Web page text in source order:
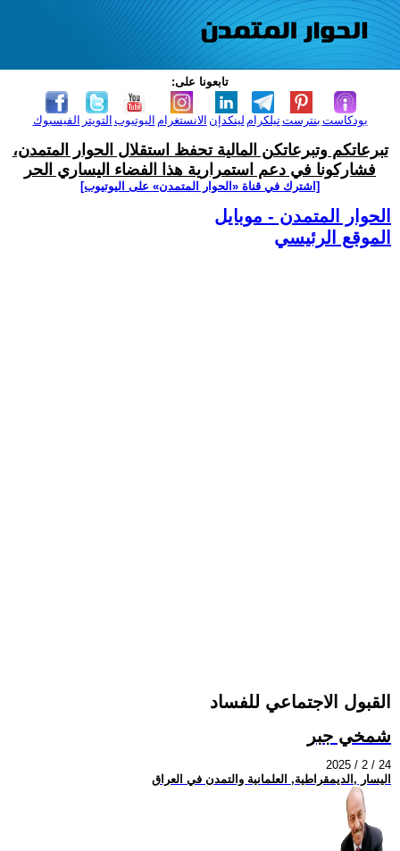
تابعونا على:
الفيسبوك التويتر اليوتيوب الانستغرام لينكدإن تيلكرامبنترست بودكاست
تبرعاتكم وتبرعاتكن المالية تحفظ استقلال الحوار المتمدن،
فشاركونا في دعم استمرارية هذا الفضاء اليساري الحر
[اشترك في قناة ‫«الحوار المتمدن» على اليوتيوب]
الحوار المتمدن - موبايل
الموقع الرئيسي
القبول الاجتماعي للفساد
شمخي جبر
2025 / 2 / 24
اليسار ,الديمقراطية, العلمانية والتمدن في العراق